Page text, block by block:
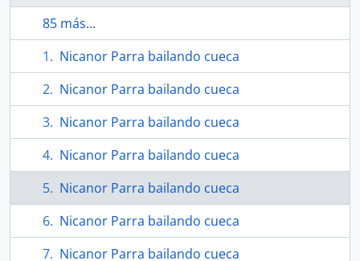
85 más...
Nicanor Parra bailando cueca
Nicanor Parra bailando cueca
Nicanor Parra bailando cueca
Nicanor Parra bailando cueca
Nicanor Parra bailando cueca
Nicanor Parra bailando cueca
Nicanor Parra bailando cueca